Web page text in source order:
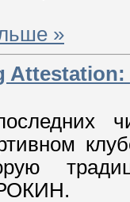
»
Attestation: